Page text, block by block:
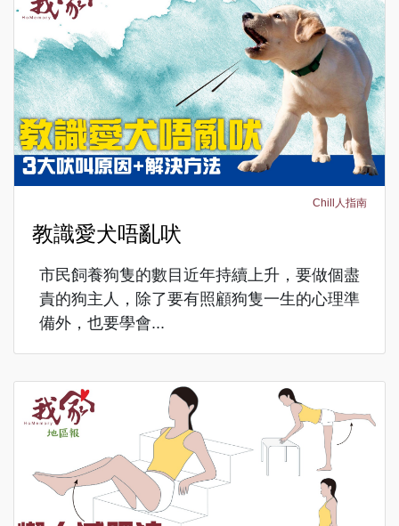
Chill人指南
教識愛犬唔亂吠
市民飼養狗隻的數目近年持續上升，要做個盡
責的狗主人，除了要有照顧狗隻一生的心理準
備外，也要學會...